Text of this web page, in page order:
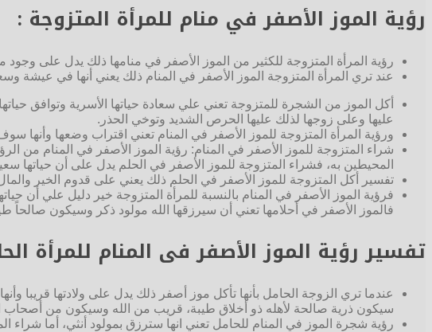
رؤية الموز الأصفر في منام للمرأة المتزوجة :
رؤية المرأة المتزوجة للكثير من الموز الأصفر في منامها ذلك يدل على
عند تري المرأة المتزوجة الموز الأصفر في المنام ذلك يعني أنها في عيشة
أكل الموز من الشجرة للمتزوجة تعني علي سعادة حياتها الأسرية وتوافق
عليها وعلى زوجها لذلك عليها الحرص الشديد وتوخي الحذر.
ورؤية المرأة المتزوجة للموز الأصفر في المنام تعني اقتراب وضعها
شراء المتزوجة للموز الأصفر في المنام: رؤية الموز الأصفر في المنام من
المحيطين به، فشراء المتزوجة للموز الأصفر في الحلم يدل على أن حياتها
تفسير أكل المتزوجة للموز الأصفر في الحلم ذلك يعني على قدوم الخير
فرؤية الموز الأصفر في المنام بالنسبة للمرأة المتزوجة خير دليل علي أن
فالموز الأصفر في أحلامها تعني أن سيرزقها الله مولود ذكر وسيكون صالحاً
تفسير رؤية الموز الأصفر فى المنام للمرأة
عندما تري الزوجة الحامل بأنها تأكل موز أصفر ذلك يدل على ولادتها قريبا
سيكون ذرية صالحة لأهله ذو أخلاق طيبة، قريب من الله وسيكون من أصحاب
رؤية شجرة الموز في المنام للحامل تعني انها سترزق بمولود أنثي، أما شراء